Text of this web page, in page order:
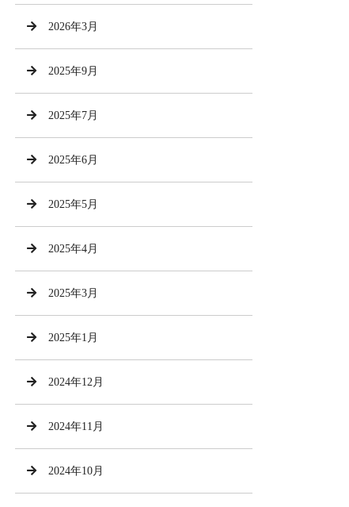
2026年3月
2025年9月
2025年7月
2025年6月
2025年5月
2025年4月
2025年3月
2025年1月
2024年12月
2024年11月
2024年10月